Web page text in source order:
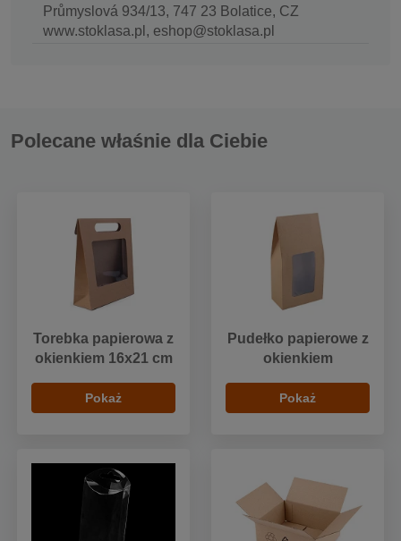
Průmyslová 934/13, 747 23 Bolatice, CZ
www.stoklasa.pl, eshop@stoklasa.pl
Polecane właśnie dla Ciebie
Torebka papierowa z
okienkiem 16x21 cm
Pokaż
Pudełko papierowe z
okienkiem
Pokaż